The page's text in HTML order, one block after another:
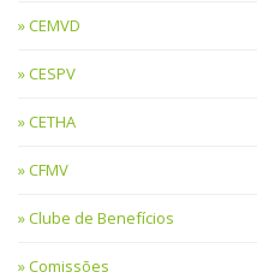
CEMVD
CESPV
CETHA
CFMV
Clube de Benefícios
Comissões